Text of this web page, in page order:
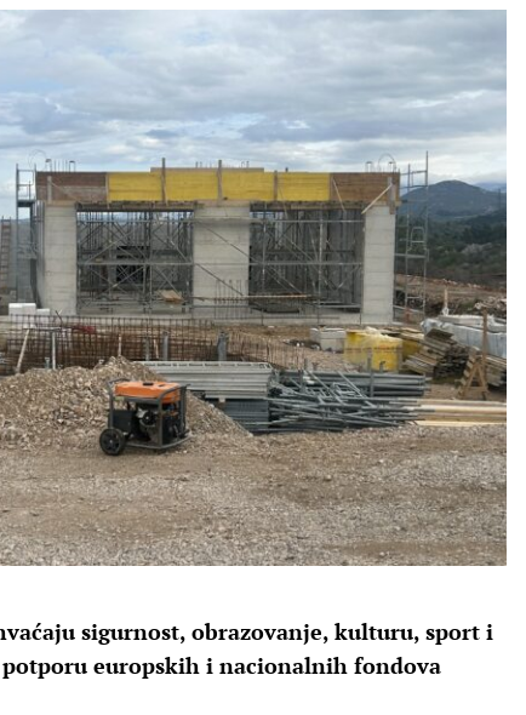
sigurnost, obrazovanje, kulturu, sport i
europskih i nacionalnih fondova